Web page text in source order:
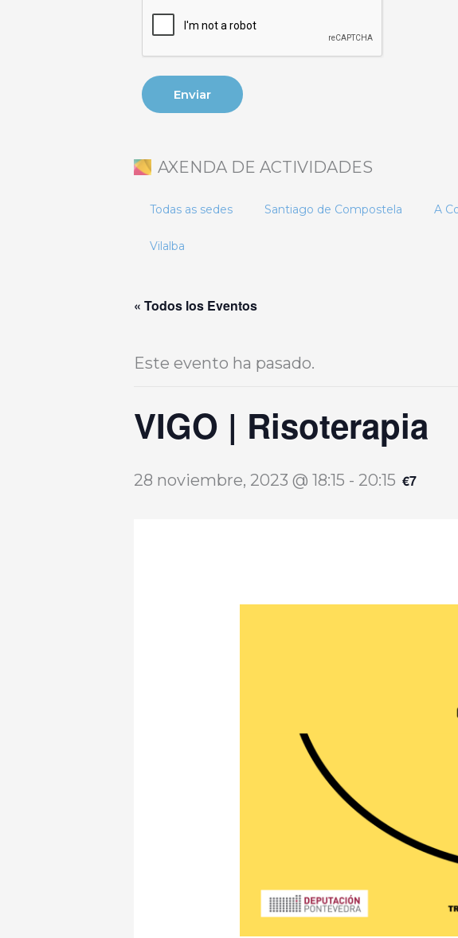
AXENDA DE ACTIVIDADES
Todas as sedes Santiago de Compostela A
Vilalba
« Todos los Eventos
Este evento ha pasado.
VIGO | Risoterapia
28 noviembre, 2023 @ 18:15 - 20:15 €7